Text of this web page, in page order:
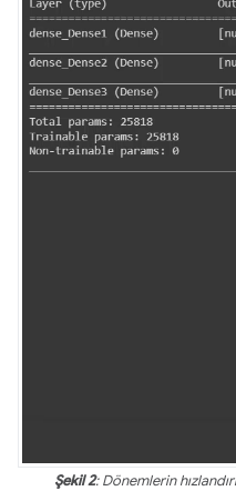
Şekil 2: Dönemlerin